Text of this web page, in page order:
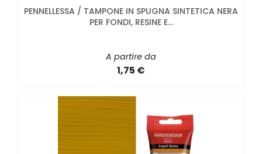
PENNELLESSA / TAMPONE IN SPUGNA SINTETICA NERA
PER FONDI, RESINE E...
A partire da
1,75 €